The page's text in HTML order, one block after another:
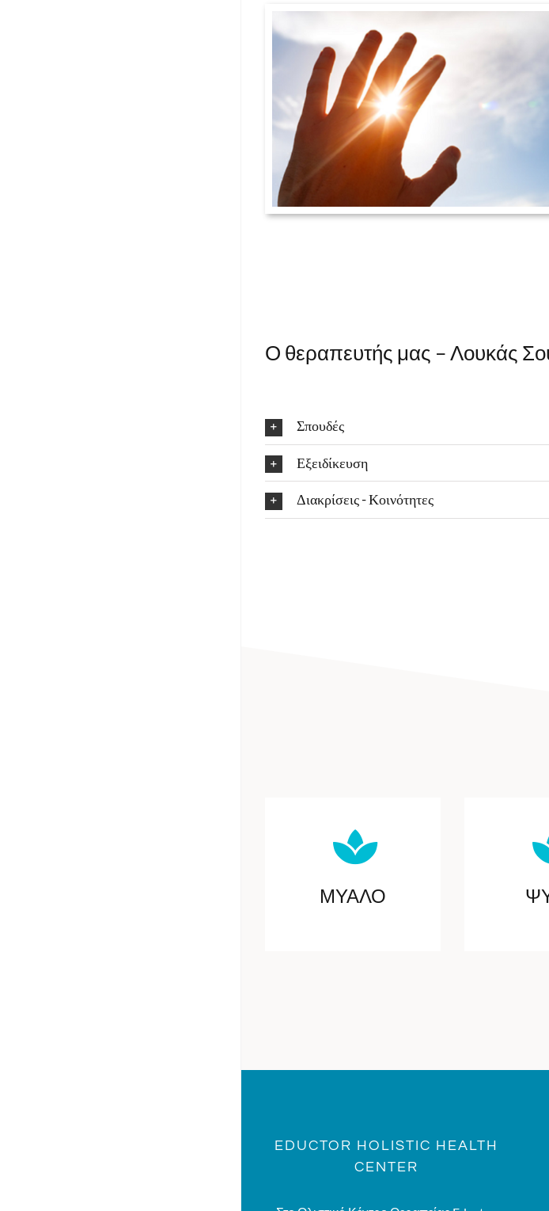
Ο θεραπευτής μας – Λουκάς
Σπουδές
Εξειδίκευση
Διακρίσεις - Κοινότητες
ΜΥΑΛΟ
EDUCTOR HOLISTIC HEALTH
CENTER